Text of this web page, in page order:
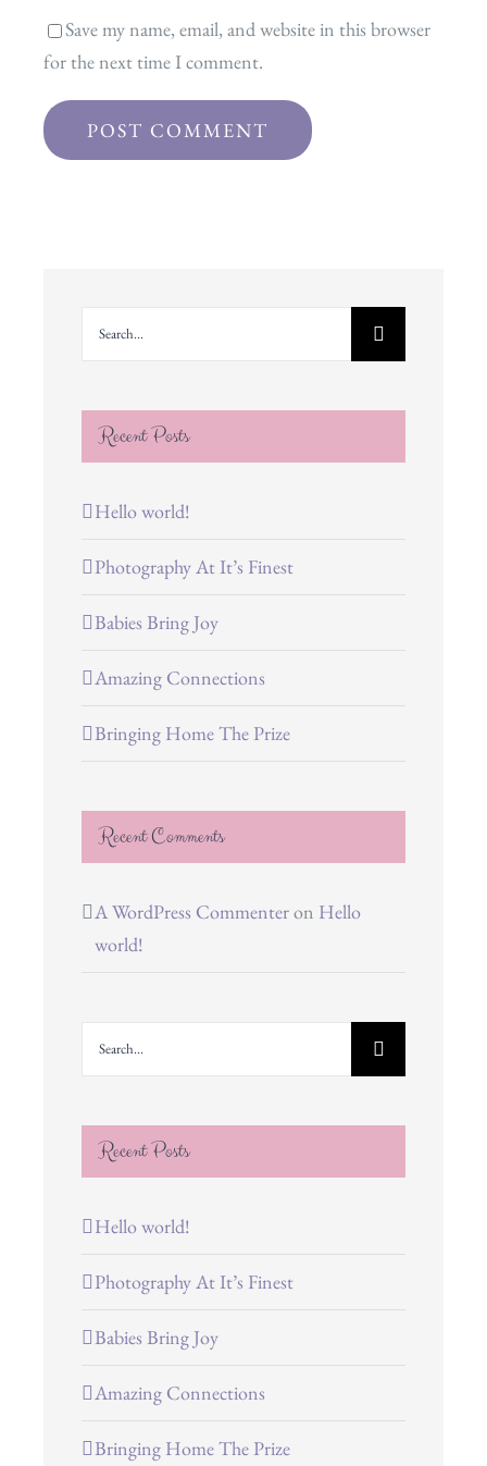
Save my name, email, and website in this browser
for the next time I comment.
Recent Posts
Hello world!
Photography At It’s Finest
Babies Bring Joy
Amazing Connections
Bringing Home The Prize
Recent Comments
A WordPress Commenteron Hello
world!
Recent Posts
Hello world!
Photography At It’s Finest
Babies Bring Joy
Amazing Connections
Bringing Home The Prize